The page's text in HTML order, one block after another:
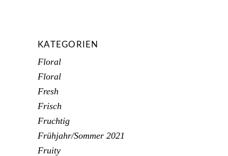
KATEGORIEN
Floral
Floral
Fresh
Frisch
Fruchtig
Frühjahr/Sommer 2021
Fruity